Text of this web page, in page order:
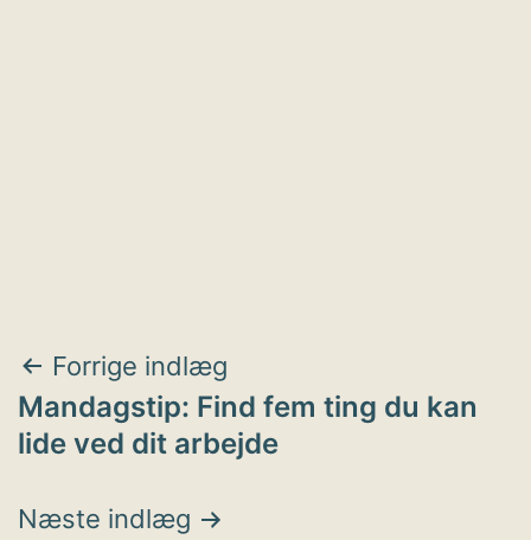
Indlægsnavigation
Forrige indlæg
Mandagstip: Find fem ting du kan
lide ved dit arbejde
Næste indlæg